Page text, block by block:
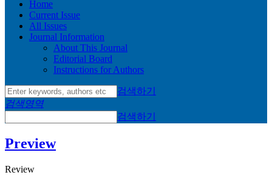
Home
Current Issue
All Issues
Journal Information
About This Journal
Editorial Board
Instructions for Authors
검색하기
검색영역
검색하기
Preview
Review